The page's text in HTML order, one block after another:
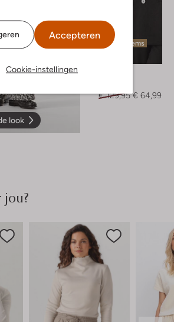
Accepteren
Cookie-instellingen
look
Laatste items
€ 129,95 € 64,99